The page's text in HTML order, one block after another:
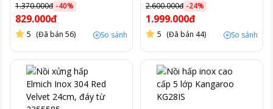
1.370.000đ -40%
829.000đ
5 (Đã bán 56) So sánh
2.600.000đ -24%
1.999.000đ
5 (Đã bán 44) So sánh